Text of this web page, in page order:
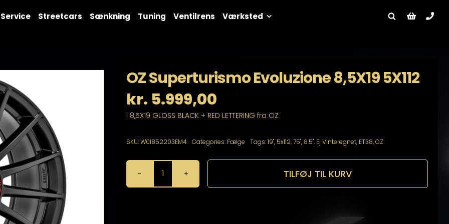
Service Streetcars Sænkning Tuning Ventilrens Værksted
OZ Superturismo Evoluzione 8,5X19 5X112
kr. 5.999,00
i 8,5X19 GLOSS BLACK + RED LETTERING fra OZ
SKU:W01852203EM4 Categories: Fælge Tags:19", 5x112,75", 8.5", Ej Vinteregnet, ET38,OZ
OZ
Superturismo
TILFØJ TIL KURV